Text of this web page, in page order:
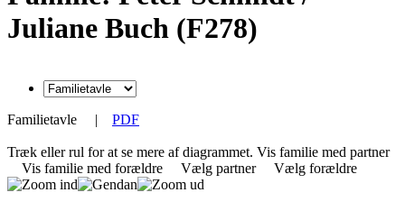
Juliane Buch (F278)
Familietavle | PDF
Træk eller rul for at se mere af diagrammet. Vis familie med partner
Vis familie med forældre
Vælg partner Vælg forældre